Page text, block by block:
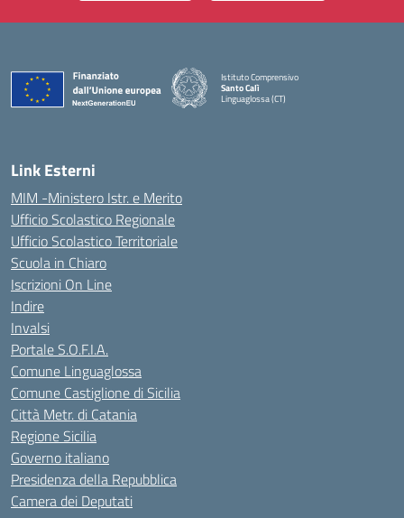
Istituto Comprensivo
Santo Calì
Linguaglossa (CT)
— Visita la pagina iniziale della scuola
Link Esterni
MIM -Ministero Istr. e Merito
Ufficio Scolastico Regionale
Ufficio Scolastico Territoriale
Scuola in Chiaro
Iscrizioni On Line
Indire
Invalsi
Portale S.O.F.I.A.
Comune Linguaglossa
Comune Castiglione di Sicilia
Città Metr. di Catania
Regione Sicilia
Governo italiano
Presidenza della Repubblica
Camera dei Deputati